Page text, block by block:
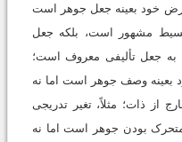
خود بعینه جعل جوهر است
مشهور است، بلکه جعل
به جعل تألیفى معروف است؛
وصف جوهر است اما نه
از ذات؛ مثلاً، تغیر تدریجى
بودن جوهر است اما نه